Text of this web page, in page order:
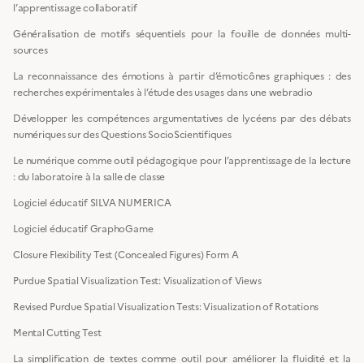
l’apprentissage collaboratif
Généralisation de motifs séquentiels pour la fouille de données multi-
sources
La reconnaissance des émotions à partir d’émoticônes graphiques : des
recherches expérimentales à l’étude des usages dans une webradio
Développer les compétences argumentatives de lycéens par des débats
numériques sur des Questions SocioScientifiques
Le numérique comme outil pédagogique pour l’apprentissage de la lecture
: du laboratoire à la salle de classe
Logiciel éducatif SILVA NUMERICA
Logiciel éducatif GraphoGame
Closure Flexibility Test (Concealed Figures) Form A
Purdue Spatial Visualization Test: Visualization of Views
Revised Purdue Spatial Visualization Tests: Visualization of Rotations
Mental Cutting Test
La simplification de textes comme outil pour améliorer la fluidité et la